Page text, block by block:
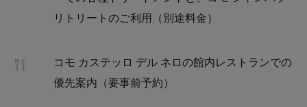
リトリートのご利用（別途料金）
コモ カステッロ デル ネロの館内レストランでの
優先案内（要事前予約）